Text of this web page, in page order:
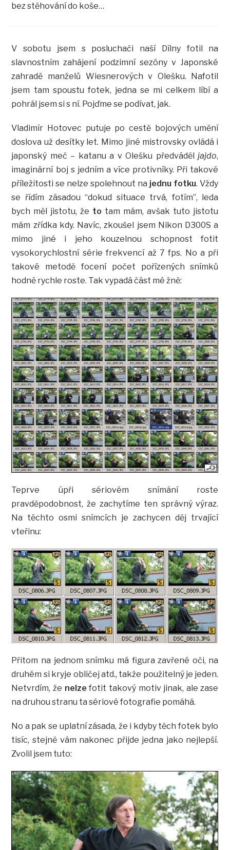
bez stěhování do koše…
V sobotu jsem s posluchači naší Dílny fotil na
slavnostním zahájení podzimní sezóny v Japonské
zahradě manželů Wiesnerových v Olešku. Nafotil
jsem tam spoustu fotek, jedna se mi celkem líbí a
pohrál jsem si s ní. Pojďme se podívat, jak.
Vladimír Hotovec putuje po cestě bojových umění
doslova už desítky let. Mimo jiné mistrovsky ovládá i
japonský meč – katanu a v Olešku předváděljajdo,
imaginární boj s jedním a více protivníky. Při takové
příležitosti se nelze spolehnout na jednu fotku. Vždy
se řídím zásadou “dokud situace trvá, fotím”, leda
bych měl jistotu, že to tam mám, avšak tuto jistotu
mám zřídka kdy. Navíc, zkoušel jsem Nikon D300S a
mimo jiné i jeho kouzelnou schopnost fotit
vysokorychlostní série frekvencí až 7 fps. No a při
takové metodě focení počet pořízených snímků
hodně rychle roste. Tak vypadá část mé žně:
Teprve úpři sériovém snímání roste
pravděpodobnost, že zachytíme ten správný výraz.
Na těchto osmi snímcích je zachycen děj trvající
vteřinu:
Přitom na jednom snímku má figura zavřené oči, na
druhém si kryje obličej atd., takže použitelný je jeden.
Netvrdím, že nelze fotit takový motiv jinak, ale zase
na druhou stranu ta sériové fotografie pomáhá.
No a pak se uplatní zásada, že i kdyby těch fotek bylo
tisíc, stejně vám nakonec přijde jedna jako nejlepší.
Zvolil jsem tuto: